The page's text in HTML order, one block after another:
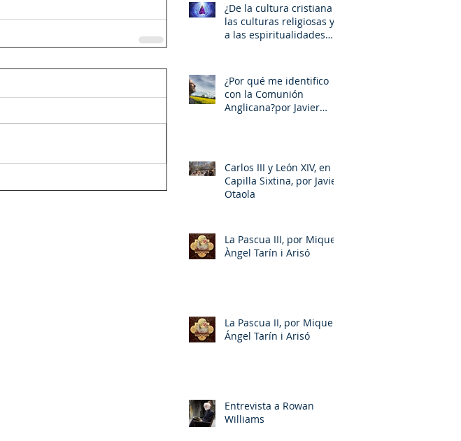
¿De la cultura cristiana a
las culturas religiosas y
a las espiritualidades
¿Por qué me identifico
con la Comunión
Anglicana?por Javier
Carlos III y León XIV, en la
Capilla Sixtina, por Javier
Otaola
La Pascua III, por Miquel-
Àngel Tarín i Arisó
La Pascua II, por Miquel-
Ángel Tarín i Arisó
Entrevista a Rowan
Williams